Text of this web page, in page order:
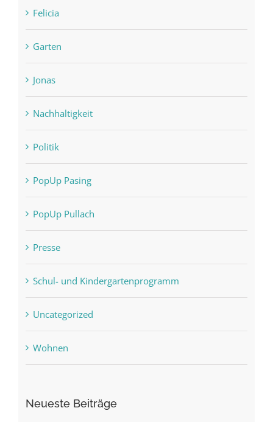
Felicia
Garten
Jonas
Nachhaltigkeit
Politik
PopUp Pasing
PopUp Pullach
Presse
Schul- und Kindergartenprogramm
Uncategorized
Wohnen
Neueste Beiträge